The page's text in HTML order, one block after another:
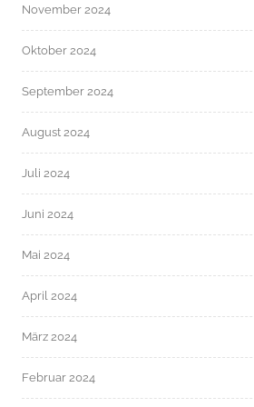
November 2024
Oktober 2024
September 2024
August 2024
Juli 2024
Juni 2024
Mai 2024
April 2024
März 2024
Februar 2024